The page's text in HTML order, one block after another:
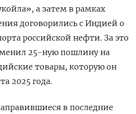
а затем в рамках
договорились с Индией о
российской нефти. За это
25-ную пошлину на
товары, которую он
2025 года.
в последние